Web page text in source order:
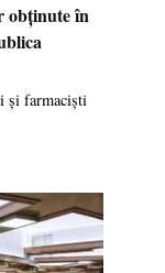
obținute în
și farmaciști